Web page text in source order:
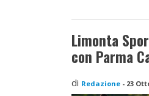
Limonta
con Parma
di Redazione - 23